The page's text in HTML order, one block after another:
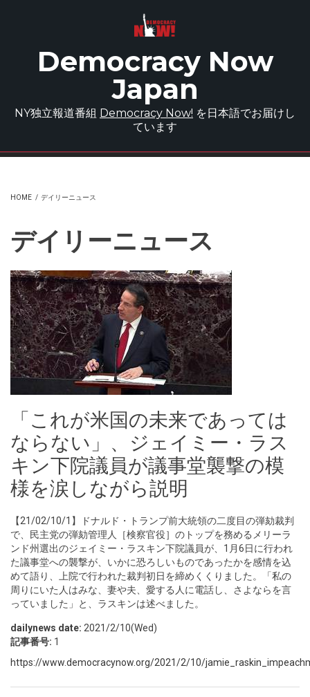
Democracy Now
Japan
NY独立報道番組 Democracy Now! を日本語でお届けし
ています
HOME / デイリーニュース
デイリーニュース
「これが米国の未来であっては
ならない」、ジェイミー・ラス
キン下院議員が議事堂襲撃の模
様を涙しながら説明
【21/02/10/1】ドナルド・トランプ前大統領の二度目の弾劾裁判
で、民主党の弾劾管理人［検察官役］のトップを務めるメリーラ
ンド州選出のジェイミー・ラスキン下院議員が、1月6日に行われ
た議事堂への襲撃が、いかに恐ろしいものであったかを感情を込
めて語り、上院で行われた裁判初日を締めくくりました。「私の
周りにいた人はみな、妻や夫、愛する人に電話し、さよならを言
っていました」と、ラスキンは述べました。
dailynews date: 2021/2/10(Wed)
記事番号: 1
https://www.democracynow.org/2021/2/10/